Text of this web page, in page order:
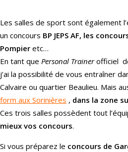
Les salles de sport sont également
un concours BP JEPS AF, les
Pompier etc…
En tant que Personal Trainerofficiel
j’ai la possibilité de vous entraîner
Calvaire ou quartier Beaulieu. Mais
form aux Sorinières , dans la zone
Ces trois salles possèdent tout
mieux vos concours.
Si vous préparez le concours de